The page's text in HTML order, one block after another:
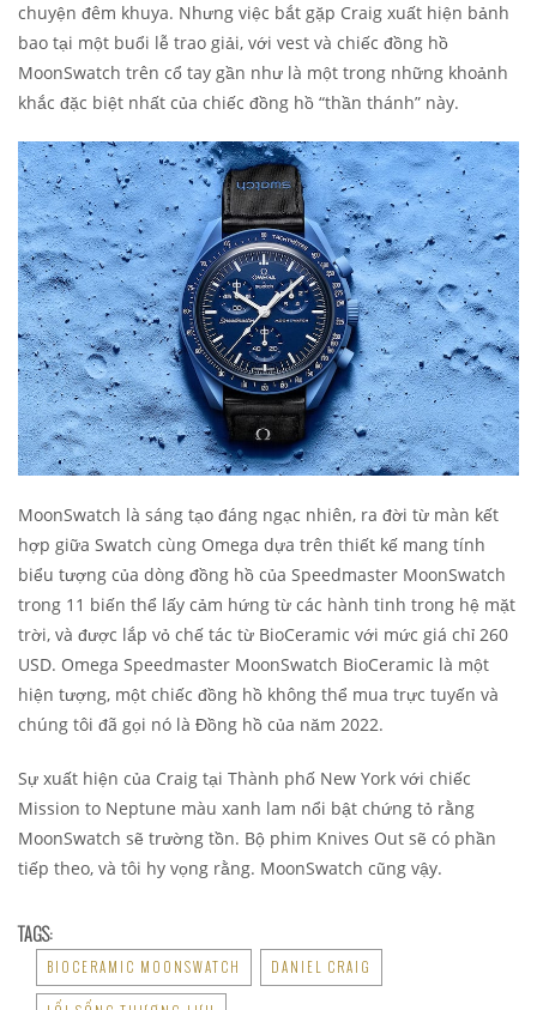
chuyện đêm khuya. Nhưng việc bắt gặp Craig xuất hiện bảnh
bao tại một buổi lễ trao giải, với vest và chiếc đồng hồ
MoonSwatch trên cổ tay gần như là một trong những khoảnh
khắc đặc biệt nhất của chiếc đồng hồ “thần thánh” này.
MoonSwatch là sáng tạo đáng ngạc nhiên, ra đời từ màn kết
hợp giữa Swatch cùng Omega dựa trên thiết kế mang tính
biểu tượng của dòng đồng hồ của Speedmaster MoonSwatch
trong 11 biến thể lấy cảm hứng từ các hành tinh trong hệ mặt
trời, và được lắp vỏ chế tác từ BioCeramic với mức giá chỉ 260
USD. Omega Speedmaster MoonSwatch BioCeramic là một
hiện tượng, một chiếc đồng hồ không thể mua trực tuyến và
chúng tôi đã gọi nó là Đồng hồ của năm 2022.
Sự xuất hiện của Craig tại Thành phố New York với chiếc
Mission to Neptune màu xanh lam nổi bật chứng tỏ rằng
MoonSwatch sẽ trường tồn. Bộ phim Knives Out sẽ có phần
tiếp theo, và tôi hy vọng rằng. MoonSwatch cũng vậy.
TAGS:
BIOCERAMIC MOONSWATCH DANIEL CRAIG